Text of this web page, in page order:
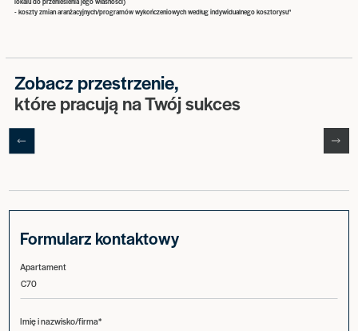
- koszty zmian aranżacyjnych/programów wykończeniowych według indywidualnego kosztorysu"
Zobacz przestrzenie,
które pracują na Twój sukces
Formularz kontaktowy
Apartament
Imię i nazwisko/firma*